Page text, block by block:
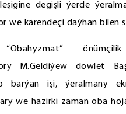
degişli ýerde
we kärendeçi daýhan bilen
önümçilik
M.Geldiýew döwlet
barýan işi, ýeralmany
we häzirki zaman oba